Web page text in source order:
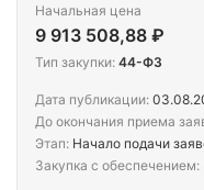
Начальная цена
9 913 508,88 ₽
Тип закупки: 44-ФЗ
Дата публикации:
До окончания приема
Этап: Начало подачи
Закупка с обеспечением: